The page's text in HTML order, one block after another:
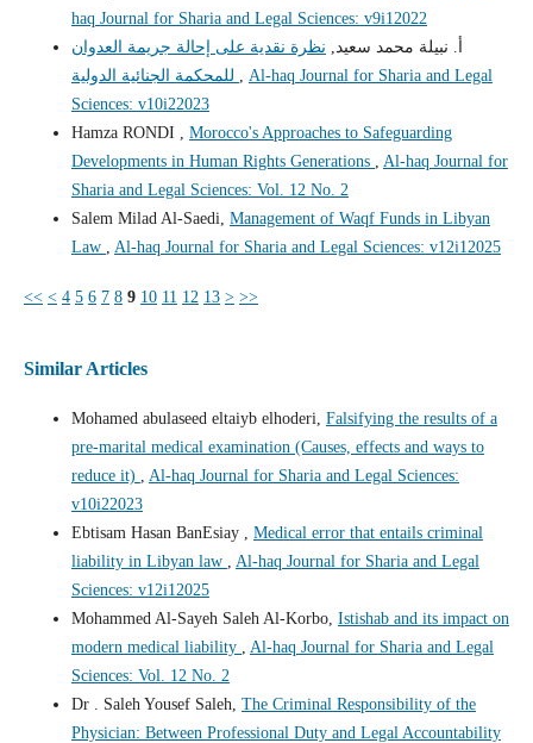
haq Journal for Sharia and Legal Sciences: v9i12022
أ. نبيلة محمد سعيد, نظرة نقدية على إحالة جريمة العدوان
Al-haq Journal for Sharia and Legal
Sciences: v10i22023
Hamza RONDI , Morocco's Approaches to Safeguarding
Developments in Human Rights Generations
Al-haq Journal for
Sharia and Legal Sciences: Vol. 12 No. 2
Salem Milad Al-Saedi, Management of Waqf Funds in Libyan
Law
Al-haq Journal for Sharia and Legal Sciences: v12i12025
<< < 4 5 6 7 8 9 10 11 12 13 > >>
Similar Articles
Mohamed abulaseed eltaiyb elhoderi, Falsifying the results of a
pre-marital medical examination (Causes, effects and ways to
reduce it)
Al-haq Journal for Sharia and Legal Sciences:
v10i22023
Ebtisam Hasan BanEsiay , Medical error that entails criminal
liability in Libyan law
Al-haq Journal for Sharia and Legal
Sciences: v12i12025
Mohammed Al-Sayeh Saleh Al-Korbo, Istishab and its impact on
modern medical liability
Al-haq Journal for Sharia and Legal
Sciences: Vol. 12 No. 2
Dr . Saleh Yousef Saleh, The Criminal Responsibility of the
Physician: Between Professional Duty and Legal Accountability